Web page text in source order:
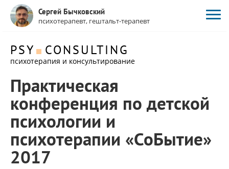
PSY CONSULTING
психотерапия и консультирование
Сергей Бычковский
психотерапевт, гештальт-терапевт
Практическая
конференция по детской
психологии и
психотерапии «СоБытие»
2017